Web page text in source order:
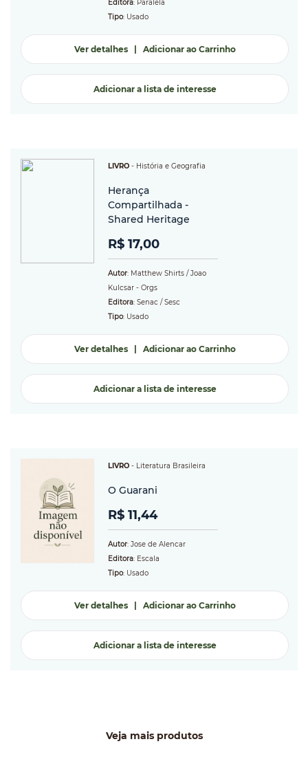
Editora: Paralela
Tipo: Usado
Ver detalhes| Adicionar ao Carrinho
Adicionar a lista de interesse
LIVRO - História e Geografia
Herança
Compartilhada -
Shared Heritage
R$ 17,00
Autor: Matthew Shirts / Joao
Kulcsar - Orgs
Editora: Senac / Sesc
Tipo: Usado
Ver detalhes| Adicionar ao Carrinho
Adicionar a lista de interesse
LIVRO - Literatura Brasileira
O Guarani
R$ 11,44
Autor: Jose de Alencar
Editora: Escala
Tipo: Usado
Ver detalhes| Adicionar ao Carrinho
Adicionar a lista de interesse
Veja mais produtos